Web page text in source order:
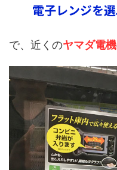
電子レンジを
で、近くのヤマダ電機